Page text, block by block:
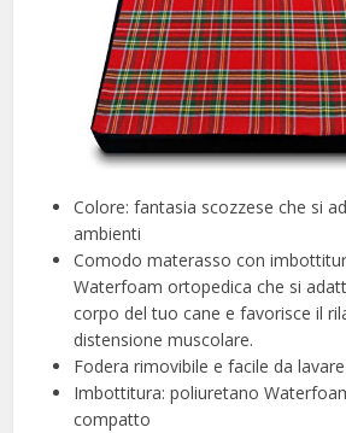
Colore: fantasia scozzese che si
ambienti
Comodo materasso con
Waterfoam ortopedica che si
corpo del tuo cane e favorisce il
distensione muscolare.
Fodera rimovibile e facile da
Imbottitura: poliuretano
compatto